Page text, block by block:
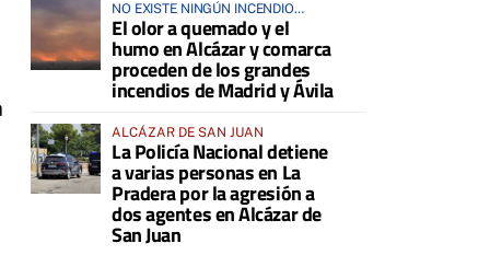
NO EXISTE NINGÚN INCENDIO
ACTIVO EN LA COMARCA
El olor a quemado y el
humo en Alcázar y comarca
proceden de los grandes
incendios de Madrid y Ávila
ALCÁZAR DE SAN JUAN
La Policía Nacional detiene
a varias personas en La
Pradera por la agresión a
dos agentes en Alcázar de
San Juan